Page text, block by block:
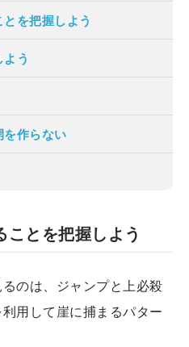
を把握しよう
う
を作らない
ことを把握しよう
のは、ジャンプと上必殺
用して崖に捕まるパター